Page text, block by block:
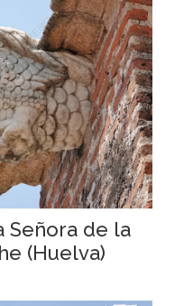
Señora de la
(Huelva)